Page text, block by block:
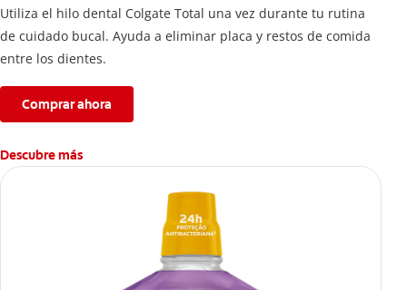
Utiliza el hilo dental Colgate Total una vez durante tu rutina
de cuidado bucal. Ayuda a eliminar placa y restos de comida
entre los dientes.
Comprar ahora
Descubre más